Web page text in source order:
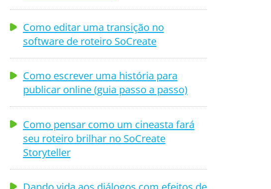
Como editar uma transição no
software de roteiro SoCreate
Como escrever uma história para
publicar online (guia passo a passo)
Como pensar como um cineasta fará
seu roteiro brilhar no SoCreate
Storyteller